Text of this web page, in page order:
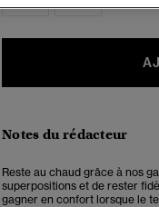
Notes du rédacteur
Reste au chaud grâce à nos
superpositions et de rester
gagner en confort lorsque le